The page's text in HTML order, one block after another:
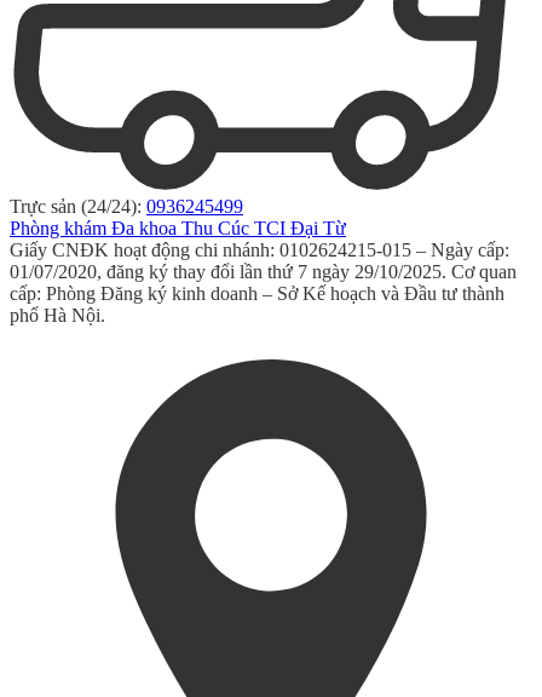
Trực sản (24/24): 0936245499
Phòng khám Đa khoa Thu Cúc TCI Đại Từ
Giấy CNĐK hoạt động chi nhánh: 0102624215-015 – Ngày cấp:
01/07/2020, đăng ký thay đổi lần thứ 7 ngày 29/10/2025. Cơ quan
cấp: Phòng Đăng ký kinh doanh – Sở Kế hoạch và Đầu tư thành
phố Hà Nội.